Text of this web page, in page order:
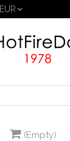
EUR
(Empty)